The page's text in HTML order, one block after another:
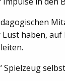
haben,
Spielzeug